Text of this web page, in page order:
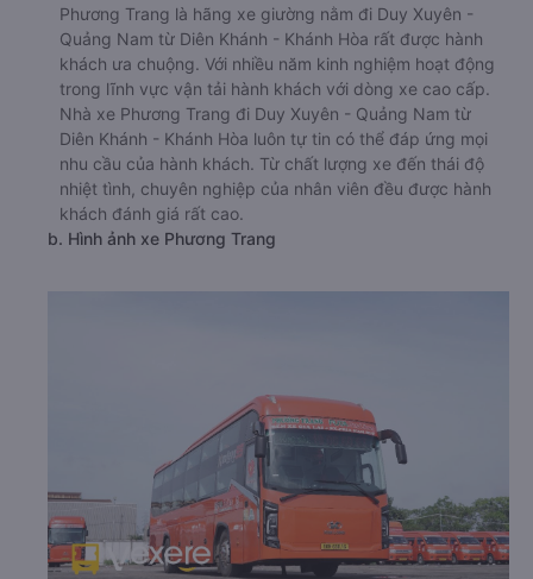
Phương Trang là hãng xe giường nằm đi Duy Xuyên -
Quảng Nam từ Diên Khánh - Khánh Hòa rất được hành
khách ưa chuộng. Với nhiều năm kinh nghiệm hoạt động
trong lĩnh vực vận tải hành khách với dòng xe cao cấp.
Nhà xe Phương Trang đi Duy Xuyên - Quảng Nam từ
Diên Khánh - Khánh Hòa luôn tự tin có thể đáp ứng mọi
nhu cầu của hành khách. Từ chất lượng xe đến thái độ
nhiệt tình, chuyên nghiệp của nhân viên đều được hành
khách đánh giá rất cao.
b. Hình ảnh xe Phương Trang